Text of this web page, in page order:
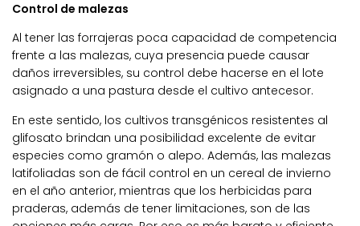
Control de malezas
Al tener las forrajeras poca capacidad de competencia
frente a las malezas, cuya presencia puede causar
daños irreversibles, su control debe hacerse en el lote
asignado a una pastura desde el cultivo antecesor.
En este sentido, los cultivos transgénicos resistentes al
glifosato brindan una posibilidad excelente de evitar
especies como gramón o alepo. Además, las malezas
latifoliadas son de fácil control en un cereal de invierno
en el año anterior, mientras que los herbicidas para
praderas, además de tener limitaciones, son de las